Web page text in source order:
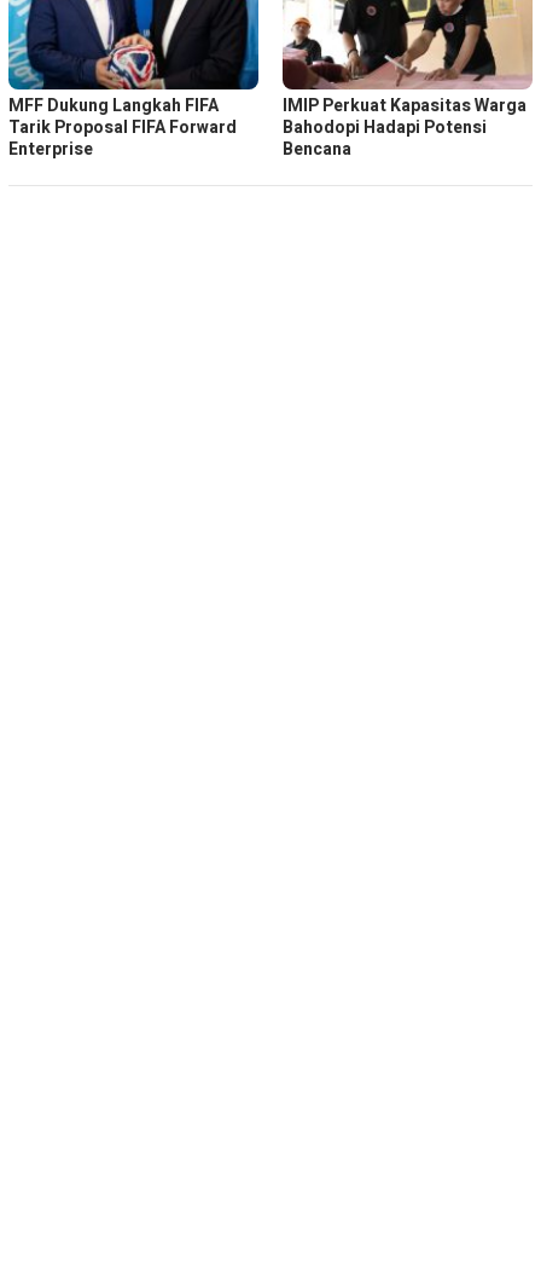
MFF Dukung Langkah FIFA
Tarik Proposal FIFA Forward
Enterprise
IMIP Perkuat Kapasitas Warga
Bahodopi Hadapi Potensi
Bencana